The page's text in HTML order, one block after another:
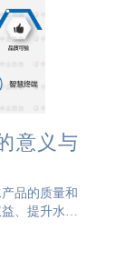
意义与
品的质量和
、提升水产
的水产养殖
水产养殖追